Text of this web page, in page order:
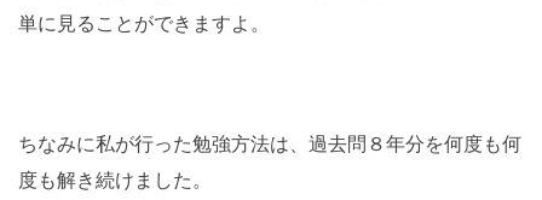
単に見ることができますよ。
ちなみに私が行った勉強方法は、過去問８年分を何度も何
度も解き続けました。